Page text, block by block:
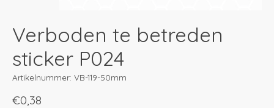
Verboden te betreden
sticker P024
Artikelnummer: VB-119-50mm
€0,38